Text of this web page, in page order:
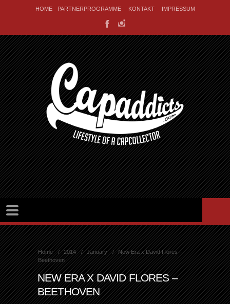
HOME PARTNERPROGRAMME KONTAKT IMPRESSUM
Home 2014 January
New Era x David Flores –
Beethoven
NEW ERA X DAVID FLORES –
BEETHOVEN